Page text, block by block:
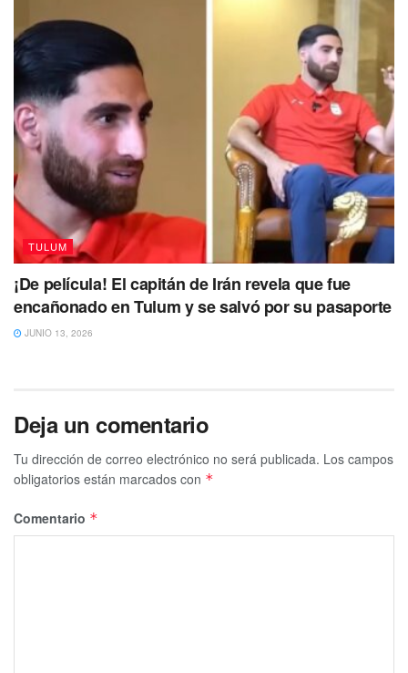
TULUM
¡De película! El capitán de Irán revela que fue
encañonado en Tulum y se salvó por su pasaporte
JUNIO 13, 2026
Deja un comentario
Tu dirección de correo electrónico no será publicada. Los campos
obligatorios están marcados con *
Comentario *